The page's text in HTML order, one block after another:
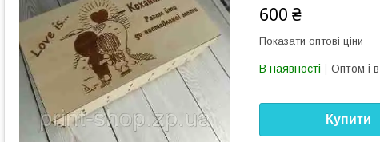
600 ₴
Показати оптові ціни
В наявності Оптом і
Купити